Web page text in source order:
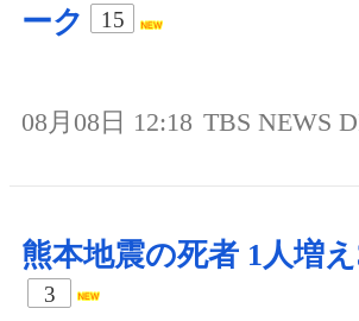
ーク
15
08月08日 12:18 TBS NEWS
熊本地震の死者 1人増
3